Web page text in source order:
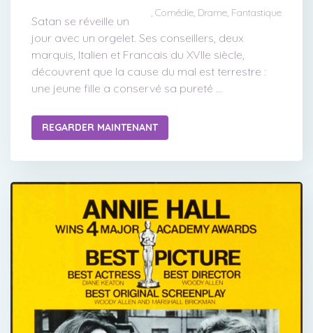
, Comédie, Drame, Fantastique
Satan se réveille un
jour avec un orgelet. Ses conseillers, deux
marquis, Italien et Francais du XVIIe siècle,
découvrent que la cause du mal est terrestre :
une jeune fille a conservé sa pureté ...
REGARDER MAINTENANT